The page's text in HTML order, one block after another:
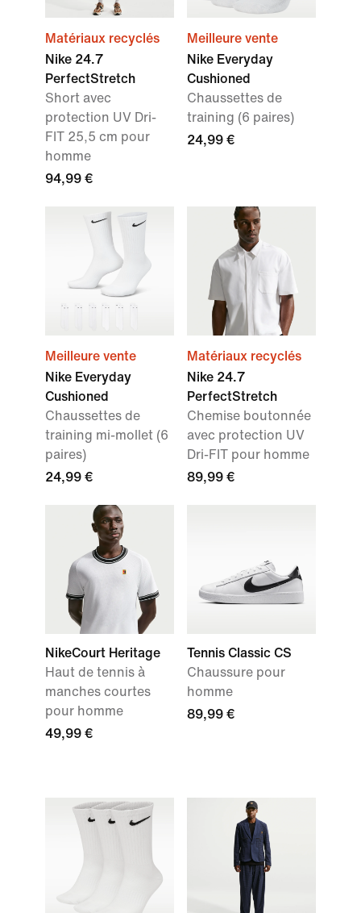
Matériaux recyclés
Nike 24.7
PerfectStretch
Short avec
protection UV Dri-
FIT 25,5 cm pour
homme
94,99 €
Meilleure vente
Nike Everyday
Cushioned
Chaussettes de
training (6 paires)
24,99 €
Meilleure vente
Nike Everyday
Cushioned
Chaussettes de
training mi-mollet (6
paires)
24,99 €
Matériaux recyclés
Nike 24.7
PerfectStretch
Chemise boutonnée
avec protection UV
Dri-FIT pour homme
89,99 €
NikeCourt Heritage
Haut de tennis à
manches courtes
pour homme
49,99 €
Tennis Classic CS
Chaussure pour
homme
89,99 €